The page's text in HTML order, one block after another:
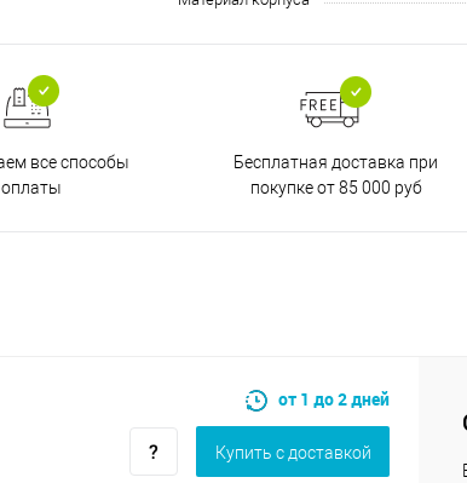
все способы
оплаты
Бесплатная доставка при
покупке от 85 000 руб
от 1 до 2 дней
Купить c доставкой